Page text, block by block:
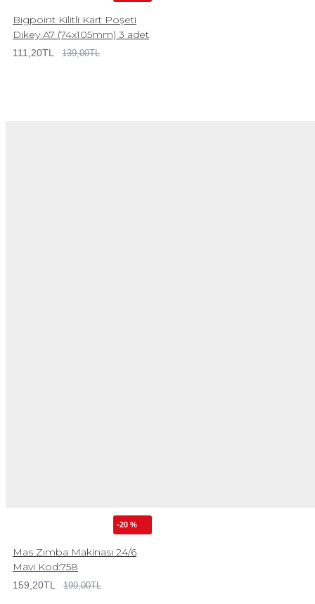
Bigpoint Kilitli Kart Poşeti
Dikey A7 (74x105mm) 3 adet
111,20TL 139,00TL
-20 %
Mas Zımba Makinası 24/6
Mavi Kod:758
159,20TL 199,00TL